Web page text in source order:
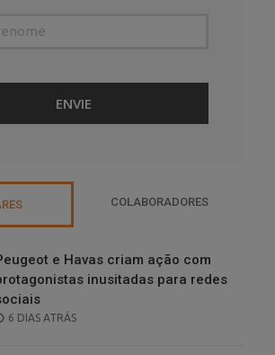
COLABORADORES
e Havas criam ação com
inusitadas para redes
POSTED
6 DIAS ATRÁS